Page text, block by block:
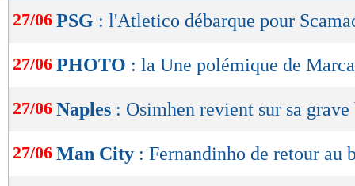
27/06 PSG : l'Atletico débarque pour
27/06 PHOTO : la Une polémique de Marca
27/06 Naples : Osimhen revient sur sa grave
27/06 Man City : Fernandinho de retour au